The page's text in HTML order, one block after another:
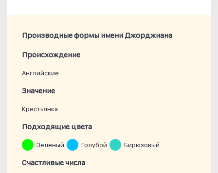
Производные формы имени Джорджиана
Проиcхождение
Английские
Значение
Крестьянка
Подходящие цвета
Зеленый Голубой Бирюзовый
Счастливые числа